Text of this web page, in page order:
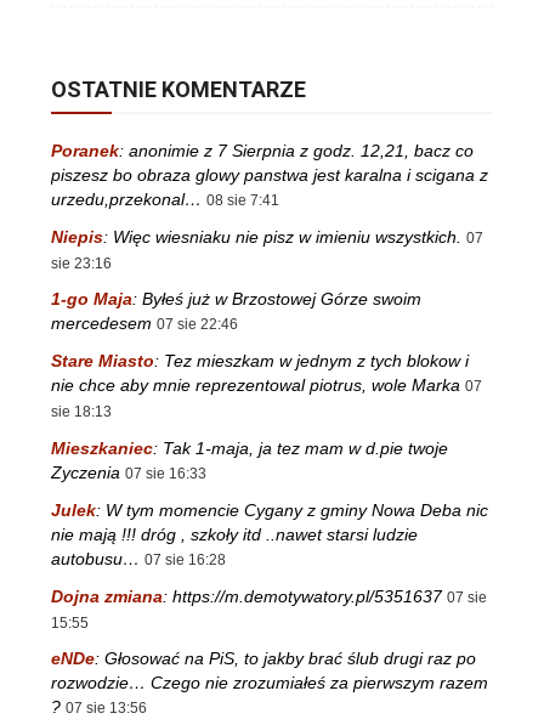
OSTATNIE KOMENTARZE
Poranek: anonimie z 7 Sierpnia z godz. 12,21, bacz co
piszesz bo obraza glowy panstwa jest karalna i scigana z
urzedu,przekonal… 08 sie 7:41
Niepis: Więc wiesniaku nie pisz w imieniu wszystkich.
07
sie 23:16
1-go Maja: Byłeś już w Brzostowej Górze swoim
mercedesem 07 sie 22:46
Stare Miasto: Tez mieszkam w jednym z tych blokow i
nie chce aby mnie reprezentowal piotrus, wole Marka 07
sie 18:13
Mieszkaniec: Tak 1-maja, ja tez mam w d.pie twoje
Zyczenia 07 sie 16:33
Julek: W tym momencie Cygany z gminy Nowa Deba nic
nie mają !!! dróg , szkoły itd ..nawet starsi ludzie
autobusu… 07 sie 16:28
Dojna zmiana: https://m.demotywatory.pl/5351637 07 sie
15:55
eNDe: Głosować na PiS, to jakby brać ślub drugi raz po
rozwodzie… Czego nie zrozumiałeś za pierwszym razem
? 07 sie 13:56